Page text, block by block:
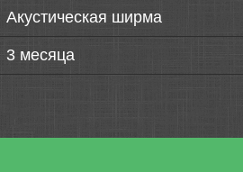
Акустическая ширма
3 месяца